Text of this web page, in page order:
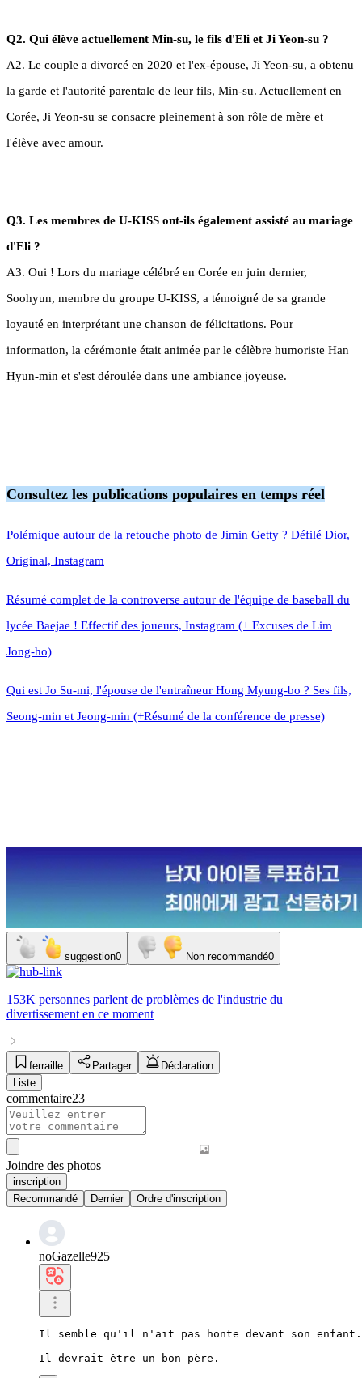
Q2. Qui élève actuellement Min-su, le fils d'Eli et Ji Yeon-su ?
A2. Le couple a divorcé en 2020 et l'ex-épouse, Ji Yeon-su, a obtenu
la garde et l'autorité parentale de leur fils, Min-su. Actuellement en
Corée, Ji Yeon-su se consacre pleinement à son rôle de mère et
l'élève avec amour.
Q3. Les membres de U-KISS ont-ils également assisté au mariage
d'Eli ?
A3. Oui ! Lors du mariage célébré en Corée en juin dernier,
Soohyun, membre du groupe U-KISS, a témoigné de sa grande
loyauté en interprétant une chanson de félicitations. Pour
information, la cérémonie était animée par le célèbre humoriste Han
Hyun-min et s'est déroulée dans une ambiance joyeuse.
Consultez les publications populaires en temps réel
Polémique autour de la retouche photo de Jimin Getty ? Défilé Dior,
Original, Instagram
Résumé complet de la controverse autour de l'équipe de baseball du
lycée Baejae ! Effectif des joueurs, Instagram (+ Excuses de Lim
Jong-ho)
Qui est Jo Su-mi, l'épouse de l'entraîneur Hong Myung-bo ? Ses fils,
Seong-min et Jeong-min (+Résumé de la conférence de presse)
suggestion0 Non recommandé0
153K personnes parlent de problèmes de l'industrie du
divertissement en ce moment
ferraille Partager
Déclaration
Liste
commentaire23
Joindre des photos
inscription
Recommandé
Dernier Ordre d'inscription
noGazelle925
Il semble qu'il n'ait pas honte devant son enfant.
Il devrait être un bon père.